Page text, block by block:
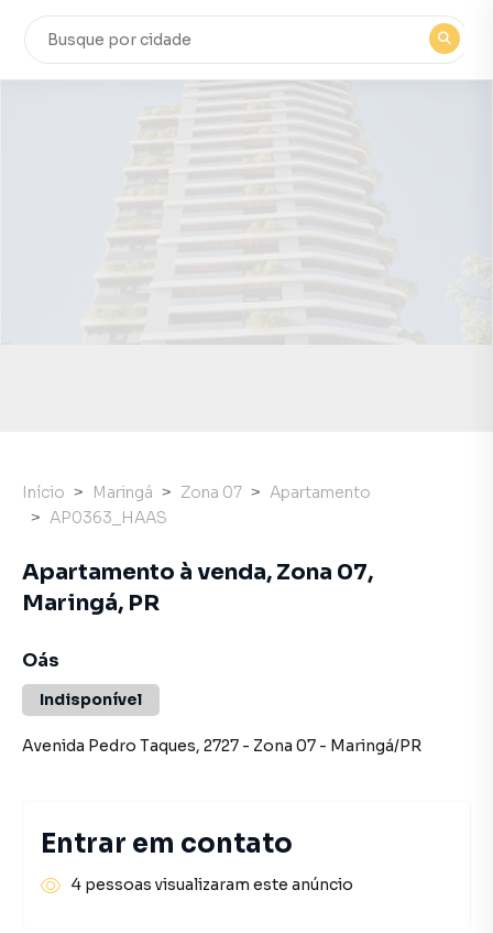
Início Maringá Zona 07
Apartamento
AP0363_HAAS
Apartamento à venda, Zona 07,
Maringá, PR
Oás
Indisponível
Avenida Pedro Taques, 2727 - Zona 07 - Maringá/PR
Entrar em contato
4 pessoas visualizaram este anúncio